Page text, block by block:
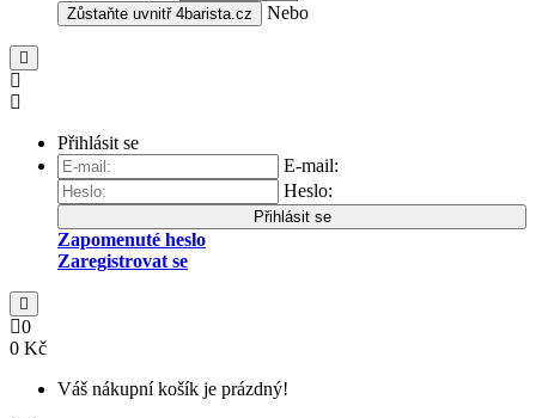
Zůstaňte uvnitř 4barista.cz Nebo
Přihlásit se
E-mail:
Heslo:
Přihlásit se
Zapomenuté heslo
Zaregistrovat se
0
0 Kč
Váš nákupní košík je prázdný!